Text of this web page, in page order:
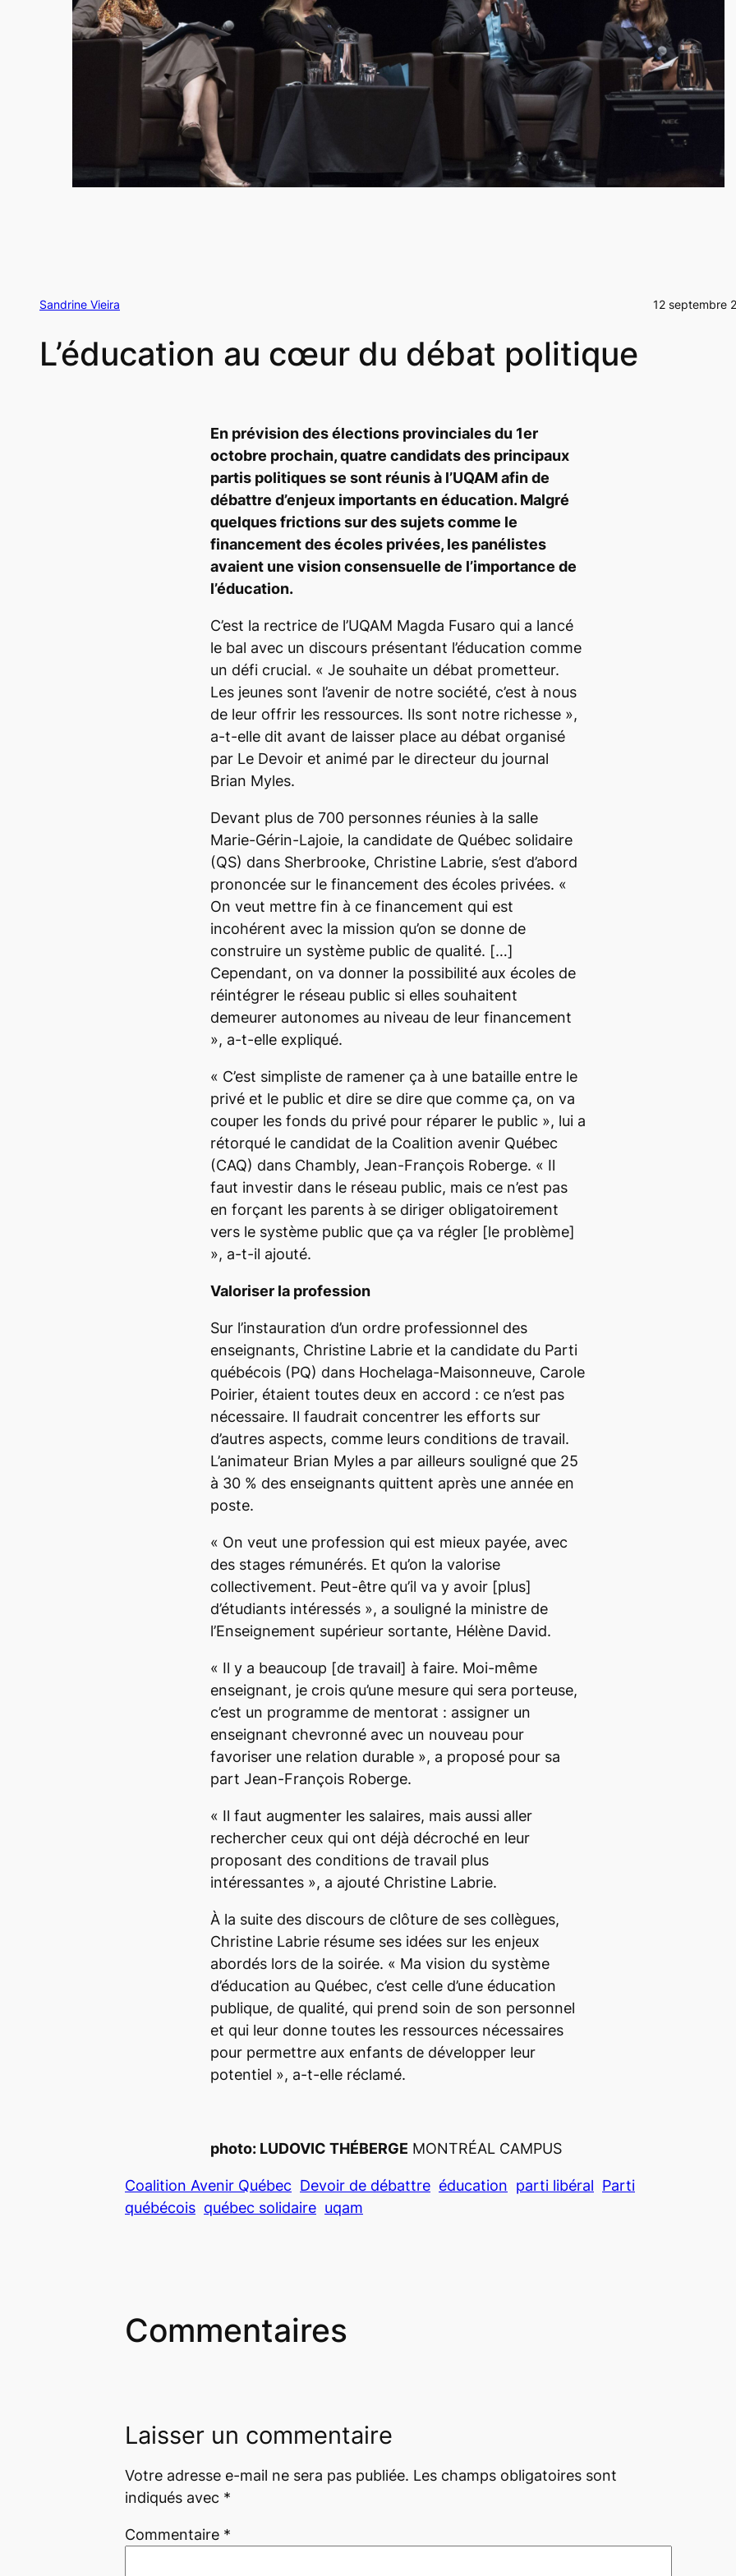
Sandrine Vieira 12 septembre
L’éducation au cœur du débat politique
En prévision des élections provinciales du 1er
octobre prochain, quatre candidats des principaux
partis politiques se sont réunis à l’UQAM afin de
débattre d’enjeux importants en éducation. Malgré
quelques frictions sur des sujets comme le
financement des écoles privées, les panélistes
avaient une vision consensuelle de l’importance de
l’éducation.
C’est la rectrice de l’UQAM Magda Fusaro qui a lancé
le bal avec un discours présentant l’éducation comme
un défi crucial. « Je souhaite un débat prometteur.
Les jeunes sont l’avenir de notre société, c’est à nous
de leur offrir les ressources. Ils sont notre richesse »,
a-t-elle dit avant de laisser place au débat organisé
par Le Devoir et animé par le directeur du journal
Brian Myles.
Devant plus de 700 personnes réunies à la salle
Marie-Gérin-Lajoie, la candidate de Québec solidaire
(QS) dans Sherbrooke, Christine Labrie, s’est d’abord
prononcée sur le financement des écoles privées. «
On veut mettre fin à ce financement qui est
incohérent avec la mission qu’on se donne de
construire un système public de qualité. […]
Cependant, on va donner la possibilité aux écoles de
réintégrer le réseau public si elles souhaitent
demeurer autonomes au niveau de leur financement
», a-t-elle expliqué.
« C’est simpliste de ramener ça à une bataille entre le
privé et le public et dire se dire que comme ça, on va
couper les fonds du privé pour réparer le public », lui a
rétorqué le candidat de la Coalition avenir Québec
(CAQ) dans Chambly, Jean-François Roberge. « Il
faut investir dans le réseau public, mais ce n’est pas
en forçant les parents à se diriger obligatoirement
vers le système public que ça va régler [le problème]
», a-t-il ajouté.
Valoriser la profession
Sur l’instauration d’un ordre professionnel des
enseignants, Christine Labrie et la candidate du Parti
québécois (PQ) dans Hochelaga-Maisonneuve, Carole
Poirier, étaient toutes deux en accord : ce n’est pas
nécessaire. Il faudrait concentrer les efforts sur
d’autres aspects, comme leurs conditions de travail.
L’animateur Brian Myles a par ailleurs souligné que 25
à 30 % des enseignants quittent après une année en
poste.
« On veut une profession qui est mieux payée, avec
des stages rémunérés. Et qu’on la valorise
collectivement. Peut-être qu’il va y avoir [plus]
d’étudiants intéressés », a souligné la ministre de
l’Enseignement supérieur sortante, Hélène David.
« Il y a beaucoup [de travail] à faire. Moi-même
enseignant, je crois qu’une mesure qui sera porteuse,
c’est un programme de mentorat : assigner un
enseignant chevronné avec un nouveau pour
favoriser une relation durable », a proposé pour sa
part Jean-François Roberge.
« Il faut augmenter les salaires, mais aussi aller
rechercher ceux qui ont déjà décroché en leur
proposant des conditions de travail plus
intéressantes », a ajouté Christine Labrie.
À la suite des discours de clôture de ses collègues,
Christine Labrie résume ses idées sur les enjeux
abordés lors de la soirée. « Ma vision du système
d’éducation au Québec, c’est celle d’une éducation
publique, de qualité, qui prend soin de son personnel
et qui leur donne toutes les ressources nécessaires
pour permettre aux enfants de développer leur
potentiel », a-t-elle réclamé.
photo: LUDOVIC THÉBERGE MONTRÉAL CAMPUS
Coalition Avenir Québec Devoir de débattre éducation parti libéral Parti
québécois québec solidaire uqam
Commentaires
Laisser un commentaire
Votre adresse e-mail ne sera pas publiée. Les champs obligatoires sont
indiqués avec *
Commentaire *